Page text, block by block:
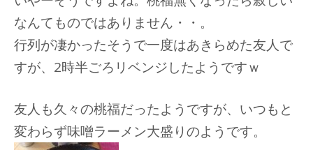
なんてものではありません・・。
行列が凄かったそうで一度はあきらめた友人で
すが、2時半ごろリベンジしたようですｗ
友人も久々の桃福だったようですが、いつもと
変わらず味噌ラーメン大盛りのようです。